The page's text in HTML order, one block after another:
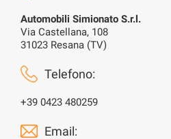
Automobili Simionato S.r.l.
Via Castellana, 108
31023 Resana (TV)
Telefono:
+39 0423 480259
Email: